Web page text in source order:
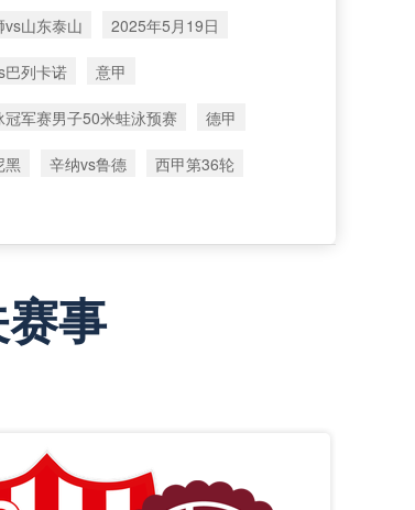
vs山东泰山 2025年5月19日
巴列卡诺 意甲
冠军赛男子50米蛙泳预赛 德甲
黑 辛纳vs鲁德 西甲第36轮
事